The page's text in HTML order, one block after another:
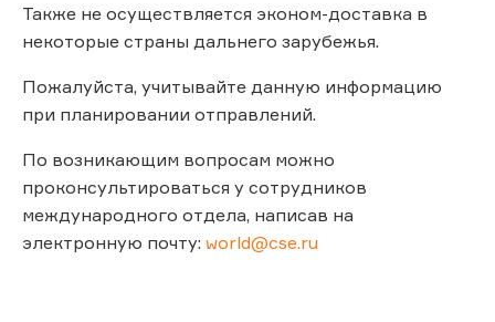
Также не осуществляется эконом-доставка в
некоторые страны дальнего зарубежья.
Пожалуйста, учитывайте данную информацию
при планировании отправлений.
По возникающим вопросам можно
проконсультироваться у сотрудников
международного отдела, написав на
электронную почту: world@cse.ru